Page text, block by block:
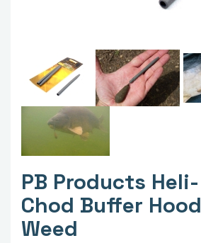
PB Products Heli-
Chod Buffer Hood
Weed